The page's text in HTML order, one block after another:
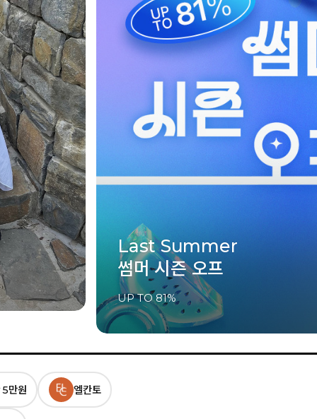
Jelly shoes styling
지금 필요한 여름샌들
10% 쿠폰 혜택
5만원 엘칸토